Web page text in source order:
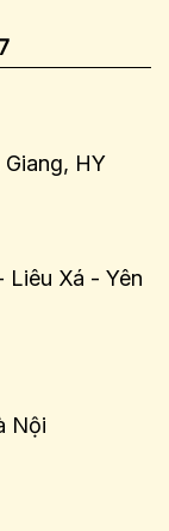
HY
Xá - Yên
Nội